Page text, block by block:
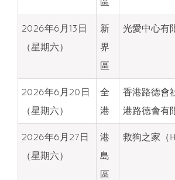
2026年6月13日
（星期六）
新
界
區
光愛中心有
2026年6月20日
（星期六）
全
港
香港路德會
港路德會有
2026年6月27日
（星期六）
港
島
區
救狗之家（